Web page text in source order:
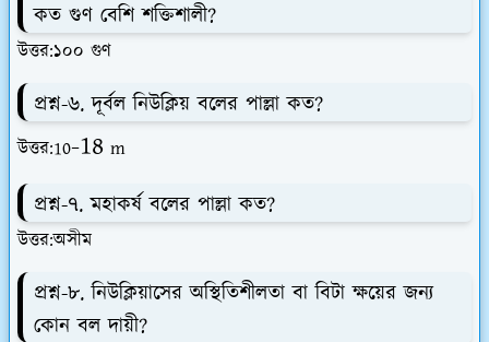
কত গুণ বেশি শক্তিশালী?
উত্তর:১০০ গুণ
প্রশ্ন-৬. দূর্বল নিউক্লিয় বলের পাল্লা কত?
উত্তর:10-18 m
প্রশ্ন-৭. মহাকর্ষ বলের পাল্লা কত?
উত্তর:অসীম
প্রশ্ন-৮. নিউক্লিয়াসের অস্থিতিশীলতা বা বিটা ক্ষয়ের জন্য
কোন বল দায়ী?